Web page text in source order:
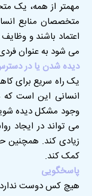
مهمتر از همه، یک
متخصصان منابع
اعتماد باشند و
می شود به عنوان
دیده شدن یا در
یک راه سریع برای
انسانی این است
وجود مشکل دیده
می تواند در ایجاد
زیادی کند. همچنین
کمک کند.
پاسخگویی
هیچ کس دوست ندارد